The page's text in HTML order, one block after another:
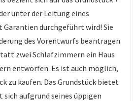
unter der Leitung eines
durchgeführt wird! Sie
des Vorentwurfs beantragen
zwei Schlafzimmern ein Haus
entworfen. Es ist auch möglich,
zu kaufen. Das Grundstück bietet
sich aufgrund seines üppigen